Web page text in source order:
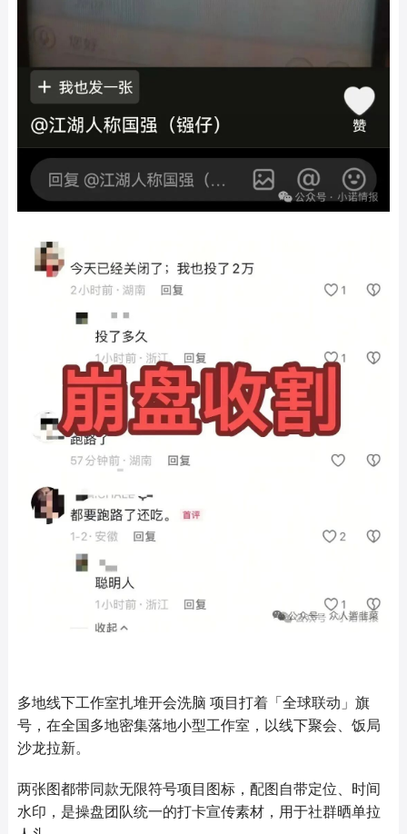
多地线下工作室扎堆开会洗脑 项目打着「全球联动」旗
号，在全国多地密集落地小型工作室，以线下聚会、饭局
沙龙拉新。
两张图都带同款无限符号项目图标，配图自带定位、时间
水印，是操盘团队统一的打卡宣传素材，用于社群晒单拉